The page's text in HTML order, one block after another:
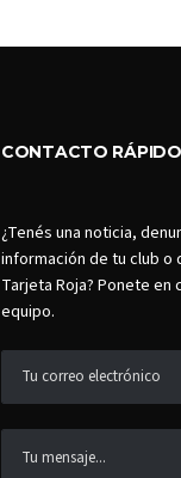
CONTACTO RÁPIDO
¿Tenés una noticia,
información de tu club o
Tarjeta Roja? Ponete
equipo.